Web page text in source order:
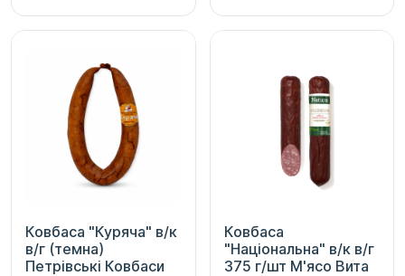
Ковбаса "Куряча" в/к
в/г (темна)
Петрівські Ковбаси
Ковбаса
"Національна" в/к в/г
375 г/шт М'ясо Вита